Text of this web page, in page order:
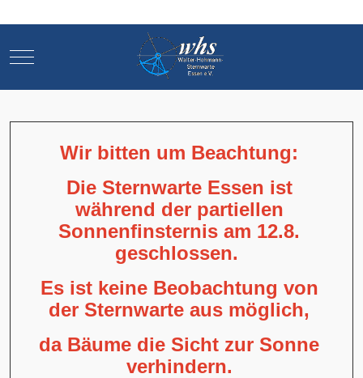
Mobile Menu Toggle
Wir bitten um Beachtung:
Die Sternwarte Essen ist
während der partiellen
Sonnenfinsternis am 12.8.
geschlossen.
Es ist keine Beobachtung von
der Sternwarte aus möglich,
da Bäume die Sicht zur Sonne
verhindern.